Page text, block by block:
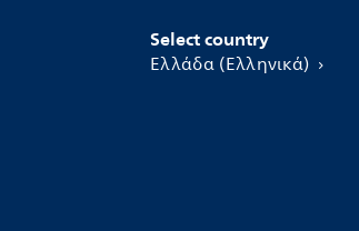
Select country
Ελλάδα (Ελληνικά)